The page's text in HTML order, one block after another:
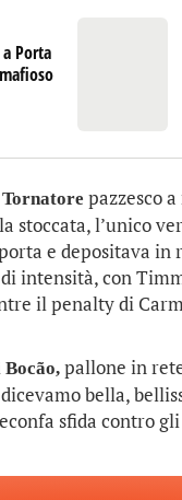
Porta
pazzesco
stoccata, l’unico
e depositava in
intensità, con
il penalty di
pallone in
bella,
sfida contro